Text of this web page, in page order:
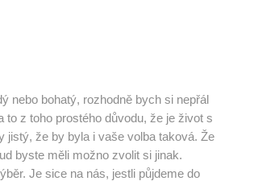
nebo bohatý, rozhodně bych si nepřál
z toho prostého důvodu, že je život s
jistý, že by byla i vaše volba taková. Že
byste měli možno zvolit si jinak.
Je sice na nás, jestli půjdeme do